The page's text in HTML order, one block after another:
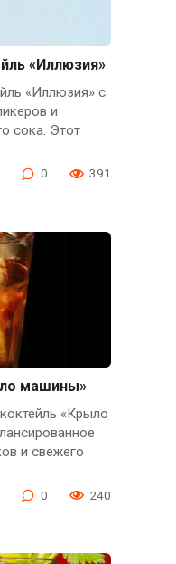
«Иллюзия»
«Иллюзия» с
и
сока. Этот
0 391
машины»
«Крыло
и свежего
0 240